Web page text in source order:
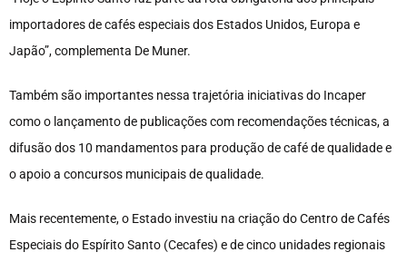
importadores de cafés especiais dos Estados Unidos, Europa e
Japão”, complementa De Muner.
Também são importantes nessa trajetória iniciativas do Incaper
como o lançamento de publicações com recomendações técnicas, a
difusão dos 10 mandamentos para produção de café de qualidade e
o apoio a concursos municipais de qualidade.
Mais recentemente, o Estado investiu na criação do Centro de Cafés
Especiais do Espírito Santo (Cecafes) e de cinco unidades regionais